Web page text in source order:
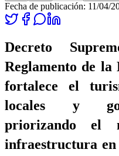
Fecha de publicación: 11/04/
Decreto
Reglamento de la
fortalece el
locales y
priorizando el
infraestructura en